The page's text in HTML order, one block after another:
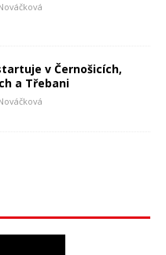
v Černošicích,
a Třebani